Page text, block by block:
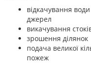
відкачування
джерел
викачування
зрошення ділянок
подача великої
пожеж